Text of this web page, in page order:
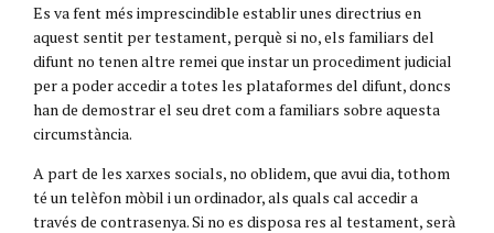
Es va fent més imprescindible establir unes directrius en
aquest sentit per testament, perquè si no, els familiars del
difunt no tenen altre remei que instar un procediment judicial
per a poder accedir a totes les plataformes del difunt, doncs
han de demostrar el seu dret com a familiars sobre aquesta
circumstància.
A part de les xarxes socials, no oblidem, que avui dia, tothom
té un telèfon mòbil i un ordinador, als quals cal accedir a
través de contrasenya. Si no es disposa res al testament, serà